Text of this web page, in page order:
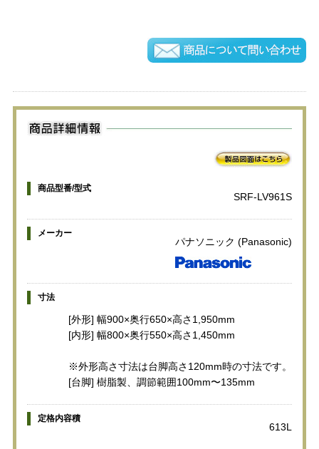
商品型番/型式
SRF-LV961S
メーカー
パナソニック (Panasonic)
寸法
[外形] 幅900×奥行650×高さ1,950mm
[内形] 幅800×奥行550×高さ1,450mm
※外形高さ寸法は台脚高さ120mm時の寸法です。
[台脚] 樹脂製、調節範囲100mm〜135mm
定格内容積
613L